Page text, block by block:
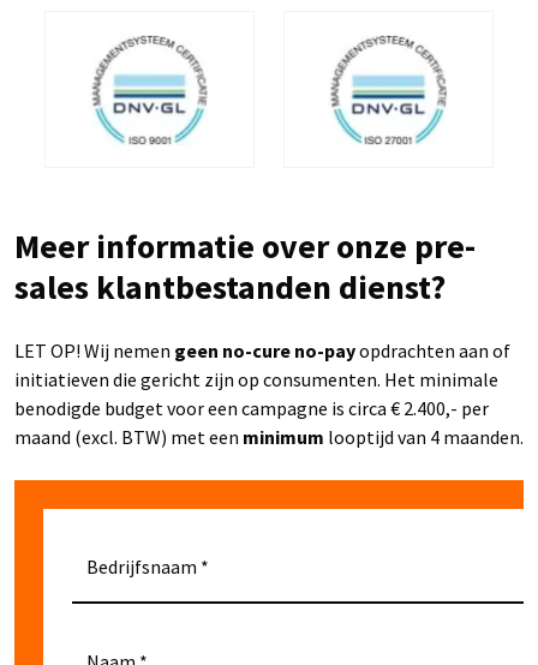
Meer informatie over onze pre-
sales klantbestanden dienst?
LET OP! Wij nemen geen no-cure no-payopdrachten aan of
initiatieven die gericht zijn op consumenten. Het minimale
benodigde budget voor een campagne is circa € 2.400,- per
maand (excl. BTW) met een minimum looptijd van 4 maanden.
Bedrijfsnaam